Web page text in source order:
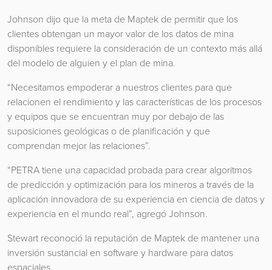
Johnson dijo que la meta de Maptek de permitir que los
clientes obtengan un mayor valor de los datos de mina
disponibles requiere la consideración de un contexto más allá
del modelo de alguien y el plan de mina.
“Necesitamos empoderar a nuestros clientes para que
relacionen el rendimiento y las características de los procesos
y equipos que se encuentran muy por debajo de las
suposiciones geológicas o de planificación y que
comprendan mejor las relaciones”.
“PETRA tiene una capacidad probada para crear algoritmos
de predicción y optimización para los mineros a través de la
aplicación innovadora de su experiencia en ciencia de datos y
experiencia en el mundo real”, agregó Johnson.
Stewart reconoció la reputación de Maptek de mantener una
inversión sustancial en software y hardware para datos
espaciales.